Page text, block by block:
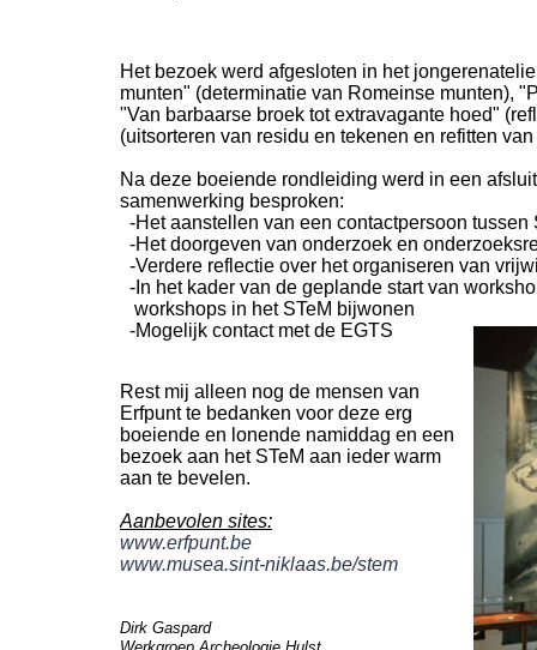
Het bezoek werd afgesloten in het
munten" (determinatie van Romeinse munten),
"Van barbaarse broek tot extravagante hoed"
(uitsorteren van residu en tekenen en refitten
Na deze boeiende rondleiding werd in een
samenwerking besproken:
-Het aanstellen van een contactpersoon
-Het doorgeven van onderzoek en
-Verdere reflectie over het organiseren van
- In het kader van de geplande start van
workshops in het STeM bijwonen
-Mogelijk contact met de EGTS
Rest mij alleen nog de mensen van
Erfpunt te bedanken voor deze erg
boeiende en lonende namiddag en een
bezoek aan het STeM aan ieder warm
aan te bevelen.
Aanbevolen sites:
www.erfpunt.be
www.musea.sint-niklaas.be/stem
Dirk Gaspard